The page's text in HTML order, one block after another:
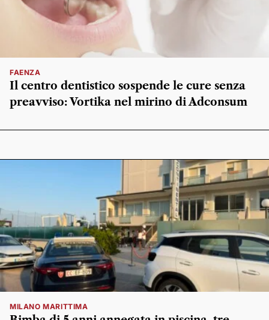
FAENZA
Il centro dentistico sospende le cure senza
preavviso: Vortika nel mirino di Adconsum
MILANO MARITTIMA